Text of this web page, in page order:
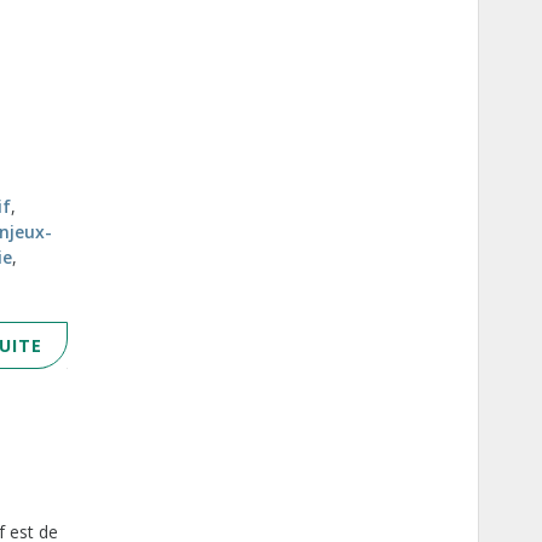
,
,
est de